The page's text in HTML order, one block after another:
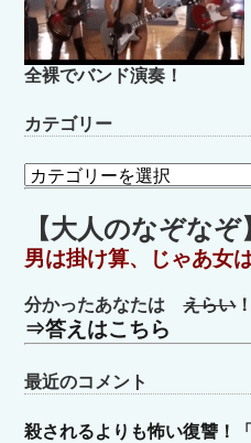
全裸でバンド演奏！
カテゴリー
カ
テ
ゴ
リ
ー
【大人のなぞなぞ
男は掛け算、じゃあ女
分かったあなたはえらい
⇒答えはこちら
最近のコメント
殺されるよりも怖い復讐！